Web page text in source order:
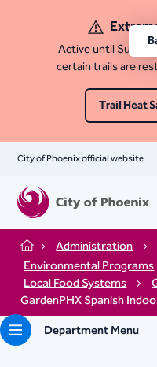
Active until
certain trails are
Trail Heat
City of Phoenix official website
Home Administration
Environmental Programs
Local Food Systems
GardenPHX Spanish
Department Menu